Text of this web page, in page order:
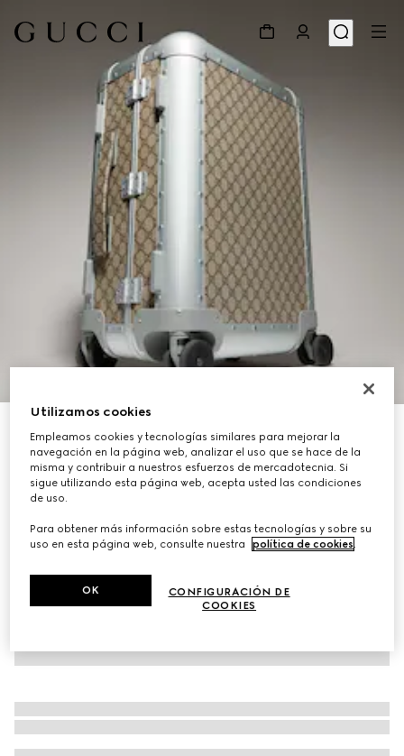
Trolley de cabina plus Gucci Porter
MXN 81,400
Variaciones Supreme beige y café oscuro
Utilizamos cookies
Empleamos cookies y tecnologías similares para mejorar la
navegación en la página web, analizar el uso que se hace de la
misma y contribuir a nuestros esfuerzos de mercadotecnia. Si
sigue utilizando esta página web, acepta usted las condiciones
de uso.
Para obtener más información sobre estas tecnologías y sobre su
uso en esta página web, consulte nuestra
política de cookies.
CONFIGURACIÓN DE
COOKIES
OK